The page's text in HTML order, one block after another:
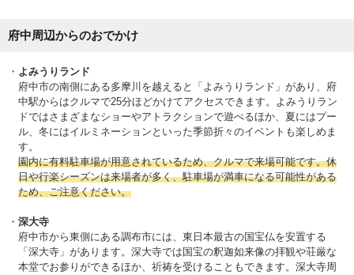
府中周辺からのおでかけ
よみうりランド
府中市の南側にある多摩川を越えると「よみうりランド」があり、府
中駅からはクルマで25分ほどかけてアクセスできます。よみうりラン
ドではさまざまなショーやアトラクションで遊べるほか、夏にはプー
ル、冬にはイルミネーションといった季節折々のイベントも楽しめま
す。
園内に有料駐車場が用意されているため、クルマで来場可能です。休
日や行楽シーズンは来場者が多く、駐車場が満車になる可能性がある
ため、ご注意ください。
深大寺
府中市から東側にある調布市には、東日本最古の国宝仏を安置する
「深大寺」があります。深大寺では国宝の釈迦如来像の拝観や荘厳な
本堂でお参りができるほか、祈祷を受けることもできます。深大寺周